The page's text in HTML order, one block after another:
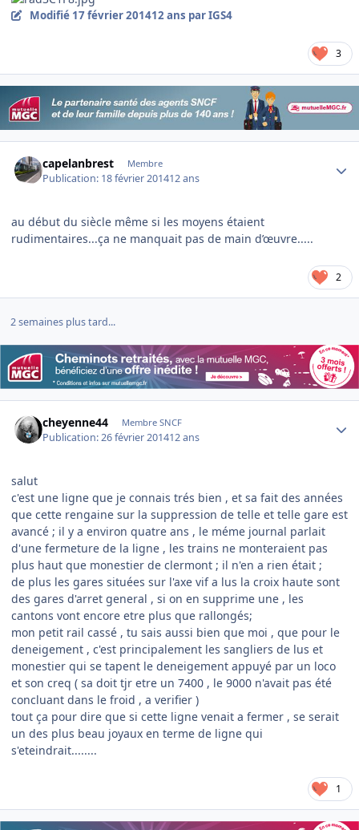
Modifié 17 février 201412 ans par IGS4
3
capelanbrest Membre
Publication: 18 février 201412 ans
au début du siècle même si les moyens étaient
rudimentaires...ça ne manquait pas de main d’œuvre.....
2
2 semaines plus tard...
cheyenne44 Membre SNCF
Publication:26 février 201412 ans
salut
c'est une ligne que je connais trés bien , et sa fait des années
que cette rengaine sur la suppression de telle et telle gare est
avancé ; il y a environ quatre ans , le méme journal parlait
d'une fermeture de la ligne , les trains ne monteraient pas
plus haut que monestier de clermont ; il n'en a rien était ;
de plus les gares situées sur l'axe vif a lus la croix haute sont
des gares d'arret general , si on en supprime une , les
cantons vont encore etre plus que rallongés;
mon petit rail cassé , tu sais aussi bien que moi , que pour le
deneigement , c'est principalement les sangliers de lus et
monestier qui se tapent le deneigement appuyé par un loco
et son creq ( sa doit tjr etre un 7400 , le 9000 n'avait pas été
concluant dans le froid , a verifier )
tout ça pour dire que si cette ligne venait a fermer , se serait
un des plus beau joyaux en terme de ligne qui
s'eteindrait........
1